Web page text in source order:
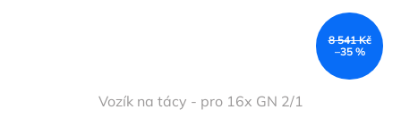
8 541 Kč
–35 %
Vozík na tácy - pro 16x GN 2/1